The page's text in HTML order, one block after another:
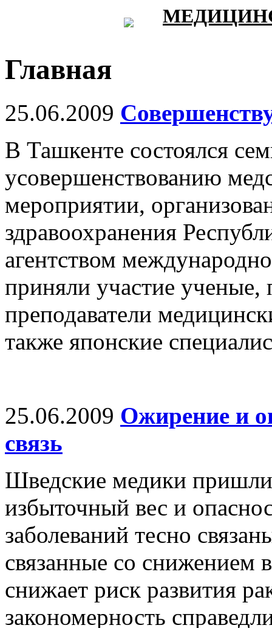
Главная
25.06.2009
В Ташкенте состоялся
усовершенствованию
мероприятии,
здравоохранения
агентством
приняли участие ученые,
преподаватели
также японские
25.06.2009 Ожирение и
связь
Шведские медики
избыточный вес и
заболеваний тесно
связанные со снижением
снижает риск развития
закономерность